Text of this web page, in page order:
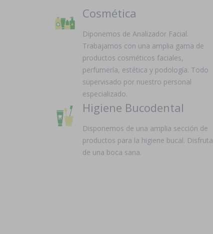
Cosmética
Diponemos de Analizador Facial.
Trabajamos con una amplia gama de
productos cosméticos faciales,
perfumería, estética y podología. Todo
supervisado por nuestro personal
especializado.
Higiene Bucodental
Disponemos de una amplia sección de
productos para la higiene bucal. Disfruta
de una boca sana.